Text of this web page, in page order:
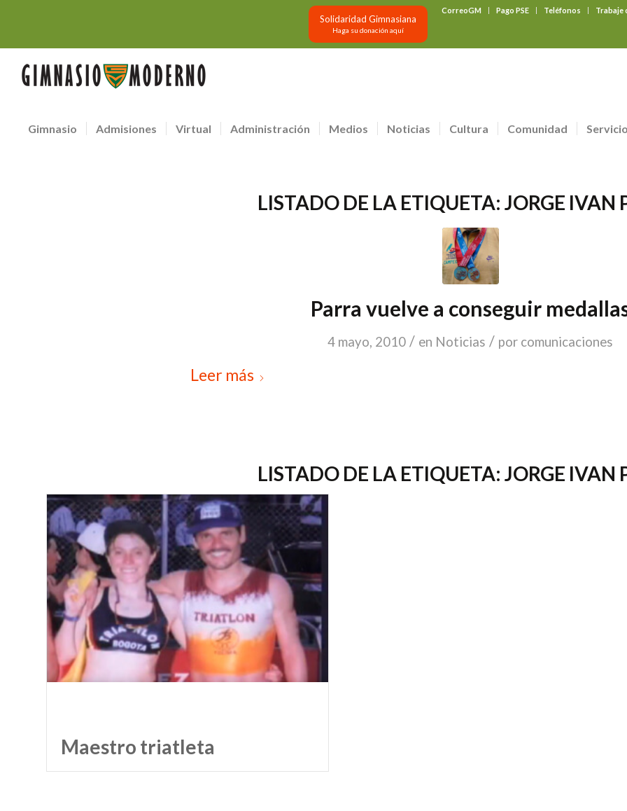
CorreoGM Pago PSE Teléfonos Trabaje
Solidaridad Gimnasiana
Haga su donación aquí
Gimnasio Admisiones Virtual Administración Medios Noticias Cultura Comunidad
LISTADO DE LA ETIQUETA: JORGE IVAN
Parra vuelve a conseguir
4 mayo, 2010 / en Noticias / por comunicaciones
Leer más
LISTADO DE LA ETIQUETA: JORGE IVAN
Maestro triatleta